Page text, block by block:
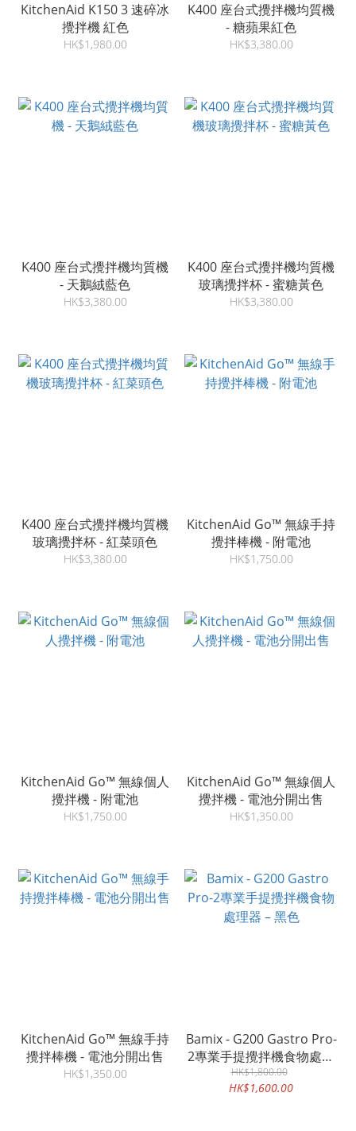
KitchenAid K150 3 速碎冰
攪拌機 紅色
HK$1,980.00
K400 座台式攪拌機均質機
- 糖蘋果紅色
HK$3,380.00
K400 座台式攪拌機均質機
- 天鵝絨藍色
HK$3,380.00
K400 座台式攪拌機均質機
玻璃攪拌杯 - 蜜糖黃色
HK$3,380.00
K400 座台式攪拌機均質機
玻璃攪拌杯 - 紅菜頭色
HK$3,380.00
KitchenAid Go™ 無線手持
攪拌棒機 - 附電池
HK$1,750.00
KitchenAid Go™ 無線個人
攪拌機 - 附電池
HK$1,750.00
KitchenAid Go™ 無線個人
攪拌機 - 電池分開出售
HK$1,350.00
KitchenAid Go™ 無線手持
攪拌棒機 - 電池分開出售
HK$1,350.00
Bamix - G200 Gastro Pro-
2專業手提攪拌機食物處理
器 – 黑色
HK$1,800.00
HK$1,600.00